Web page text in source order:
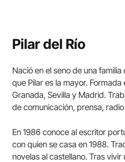
Pilar del Río
Nació en el seno de una familia
que Pilar es la mayor.
Granada, Sevilla y Madrid.
de comunicación, prensa, radio
En 1986 conoce al escritor
con quien se casa en 1988.
novelas al castellano. Tras vivir